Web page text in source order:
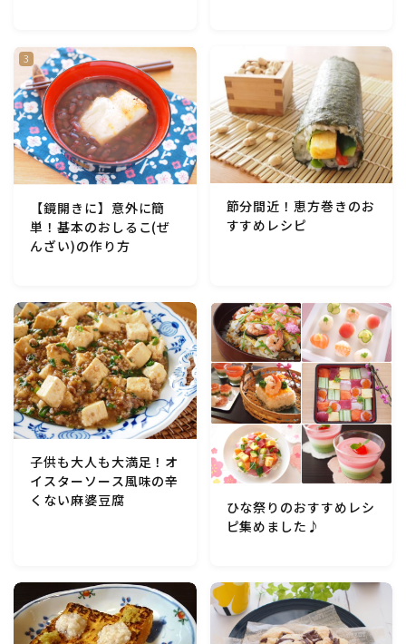
洋菓子 (冷菓)
洋菓子 (その他)
和菓子
マクロビスイーツ・自然派おやつ
粉もの
米/ご飯料理・もち料理
麺料理(パスタ・うどん・そうめん・春雨など)
ハム・ベーコン・ソーセー・・スパム・チーズ料理
豆腐・厚揚げ・油揚げ・納豆・豆類・豆製品料理
行事食(おせち・ハロウィン・クリスマス・雛祭り・子
【鏡開きに】意外に簡
単！基本のおしるこ(ぜ
んざい)の作り方
節分間近！恵方巻きのお
すすめレシピ
子供も大人も大満足！オ
イスターソース風味の辛
くない麻婆豆腐
ひな祭りのおすすめレシ
ピ集めました♪